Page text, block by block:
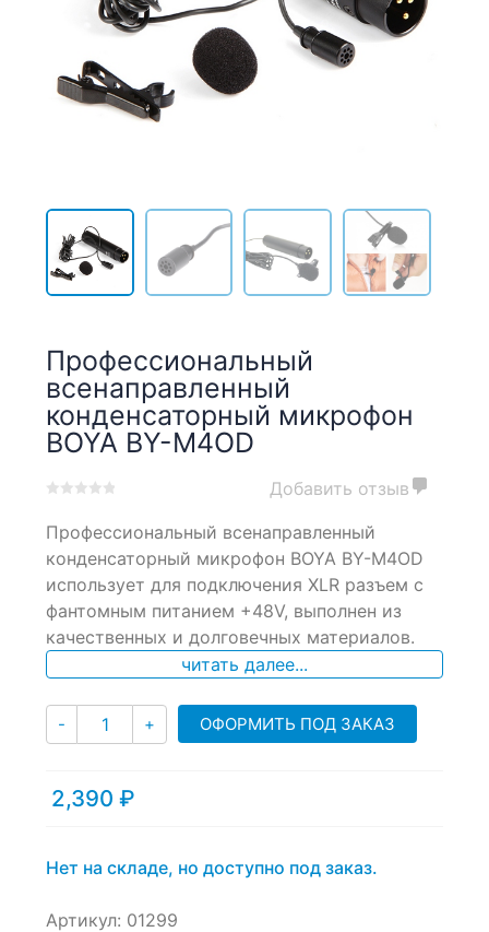
Профессиональный
всенаправленный
конденсаторный микрофон
BOYA BY-M4OD
out
based
on
customer
ratings
Добавить отзыв
Профессиональный всенаправленный
конденсаторный микрофон BOYA BY-M4OD
использует для подключения XLR разъем с
фантомным питанием +48V, выполнен из
качественных и долговечных материалов.
читать далее...
- Количество
+ ОФОРМИТЬ ПОД ЗАКАЗ
2,390 ₽
Нет на складе, но доступно под заказ.
Артикул: 01299